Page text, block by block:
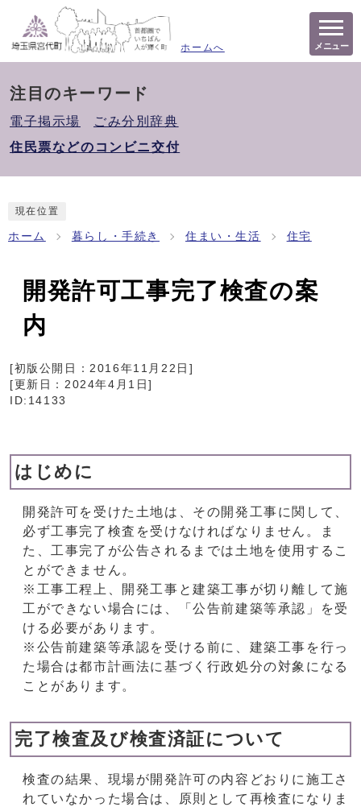
ホームへ メニュー
注目のキーワード
電子掲示場
ごみ分別辞典
住民票などのコンビニ交付
現在位置
ホーム 暮らし・手続き 住まい・生活 住宅
開発許可工事完了検査の案
内
[初版公開日：2016年11月22日 ]
[更新日： 2024年4月1日]
ID:14133
はじめに
開発許可を受けた土地は、その開発工事に関して、
必ず工事完了検査を受けなければなりません。ま
た、工事完了が公告されるまでは土地を使用するこ
とができません。
※工事工程上、開発工事と建築工事が切り離して施
工ができない場合には、「公告前建築等承認」を受
ける必要があります。
※公告前建築等承認を受ける前に、建築工事を行っ
た場合は都市計画法に基づく行政処分の対象になる
ことがあります。
完了検査及び検査済証について
検査の結果、現場が開発許可の内容どおりに施工さ
れていなかった場合は、原則として再検査になりま